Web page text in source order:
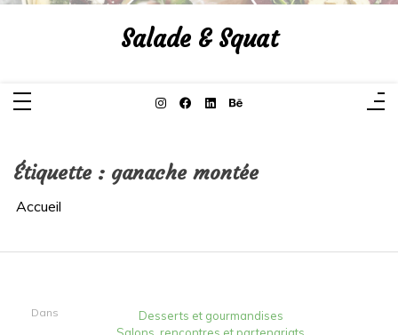
Aller
Salade & Squat
Étiquette : ganache montée
Accueil
Dans
Desserts et gourmandises
Salons, rencontres et partenariats